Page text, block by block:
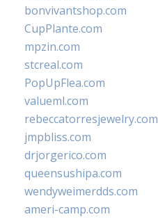
bonvivantshop.com
CupPlante.com
mpzin.com
stcreal.com
PopUpFlea.com
valueml.com
rebeccatorresjewelry.com
jmpbliss.com
drjorgerico.com
queensushipa.com
wendyweimerdds.com
ameri-camp.com